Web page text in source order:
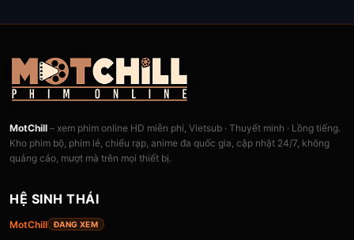
MotChill – xem phim online HD miễn phí, Vietsub · Thuyết minh · Lồng tiếng.
Kho phim bộ, phim lẻ, chiếu rạp, anime đa quốc gia, cập nhật 24/7, không
quảng cáo, mượt mà trên mọi thiết bị.
HỆ SINH THÁI
MotChill ĐANG XEM